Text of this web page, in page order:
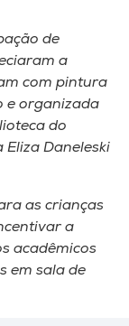
de
a
com pintura
e organizada
do
Daneleski
as crianças
a
acadêmicos
em sala de